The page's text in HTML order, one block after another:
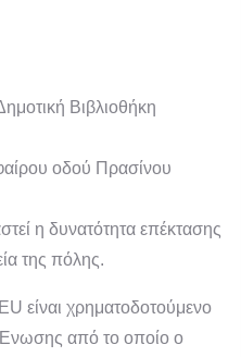
Βιβλιοθήκη
οδού Πρασίνου
η δυνατότητα επέκτασης
της πόλης.
είναι χρηματοδοτούμενο
από το οποίο ο